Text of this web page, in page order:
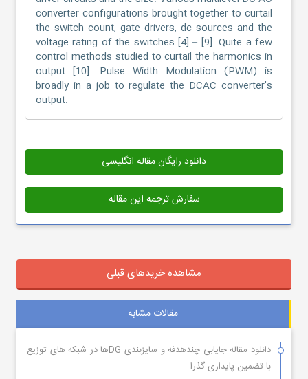
converter configurations brought together to curtail
the switch count, gate drivers, dc sources and the
voltage rating of the switches [4] – [9]. Quite a few
control methods studied to curtail the harmonics in
output [10]. Pulse Width Modulation (PWM) is
broadly in a job to regulate the DCAC converter’s
output.
دانلود رایگان مقاله انگلیسی
سفارش ترجمه این مقاله
مشاهده خریدهای قبلی
مقالات مشابه
دانلود مقاله جایابی چندهدفه و سایزبندی DGها در شبکه های توزیع
با تضمین پایداری گذرا